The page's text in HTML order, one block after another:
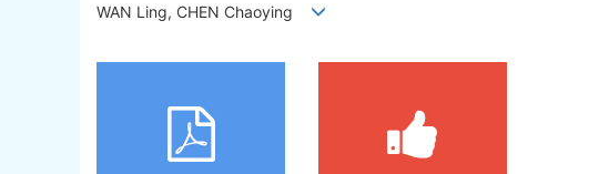
WAN Ling, CHEN Chaoying